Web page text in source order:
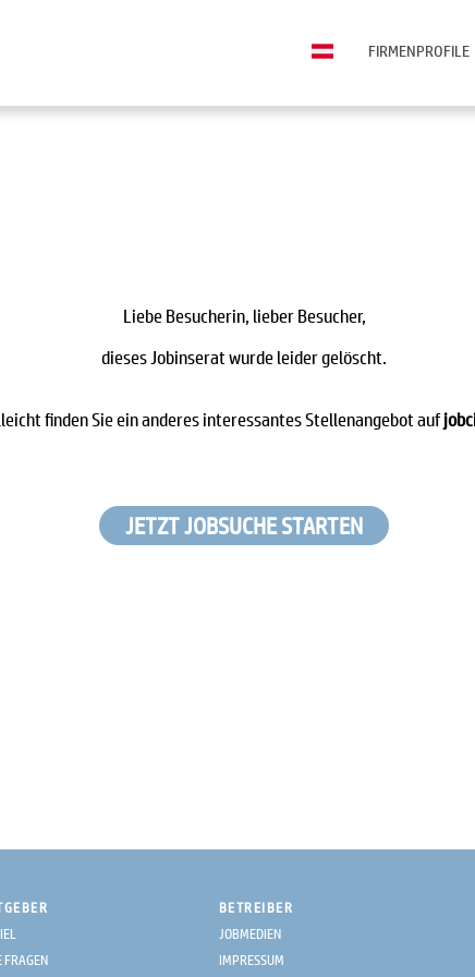
FIRMENPROFILE
Liebe Besucherin, lieber Besucher,
dieses Jobinserat wurde leider gelöscht.
finden Sie ein anderes interessantes Stellenangebot auf
JETZT JOBSUCHE STARTEN
FRAGEN
BETREIBER
JOBMEDIEN
IMPRESSUM